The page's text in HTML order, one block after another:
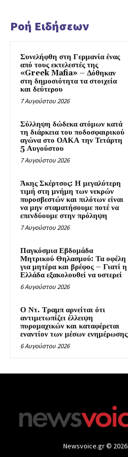
Ροή Ειδήσεων
Συνελήφθη στη Γερμανία ένας
από τους εκτελεστές της
«Greek Mafia» – Δόθηκαν
στη δημοσιότητα τα στοιχεία
και δεύτερου
7 Αυγούστου 2026
Σύλληψη δώδεκα ατόμων κατά
τη διάρκεια του ποδοσφαιρικού
αγώνα στο ΟΑΚΑ την Τετάρτη
5 Αυγούστου
7 Αυγούστου 2026
Άκης Σκέρτσος: Η μεγαλύτερη
τιμή στη μνήμη των νεκρών
πυροσβεστών και πιλότων είναι
να μην σταματήσουμε ποτέ να
επενδύουμε στην πρόληψη
7 Αυγούστου 2026
Παγκόσμια Εβδομάδα
Μητρικού Θηλασμού: Τα οφέλη
για μητέρα και βρέφος – Γιατί η
Ελλάδα εξακολουθεί να υστερεί
6 Αυγούστου 2026
Ο Ντ. Τραμπ αρνείται ότι
αντιμετωπίζει έλλειψη
πυρομαχικών και καταφέρεται
εναντίον των μέσων ενημέρωσης
6 Αυγούστου 2026
Newsvoice.gr © 2026